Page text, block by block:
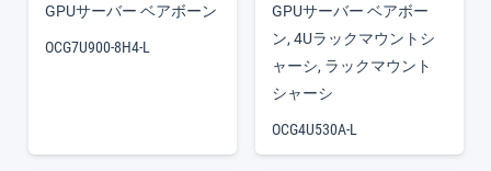
GPUサーバー ベアボーン
OCG7U900-8H4-L
GPUサーバー ベアボー
ン, 4Uラックマウントシ
ャーシ, ラックマウント
シャーシ
OCG4U530A-L